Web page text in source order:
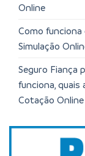
Online
Como funciona
Simulação
Seguro Fiança
funciona,
Cotação Online